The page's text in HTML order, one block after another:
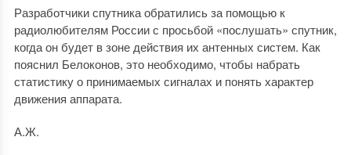
Разработчики спутника обратились за помощью к
радиолюбителям России с просьбой «послушать» спутник,
когда он будет в зоне действия их антенных систем. Как
пояснил Белоконов, это необходимо, чтобы набрать
статистику о принимаемых сигналах и понять характер
движения аппарата.
А.Ж.